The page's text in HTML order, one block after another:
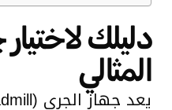
دليلك
المثالي